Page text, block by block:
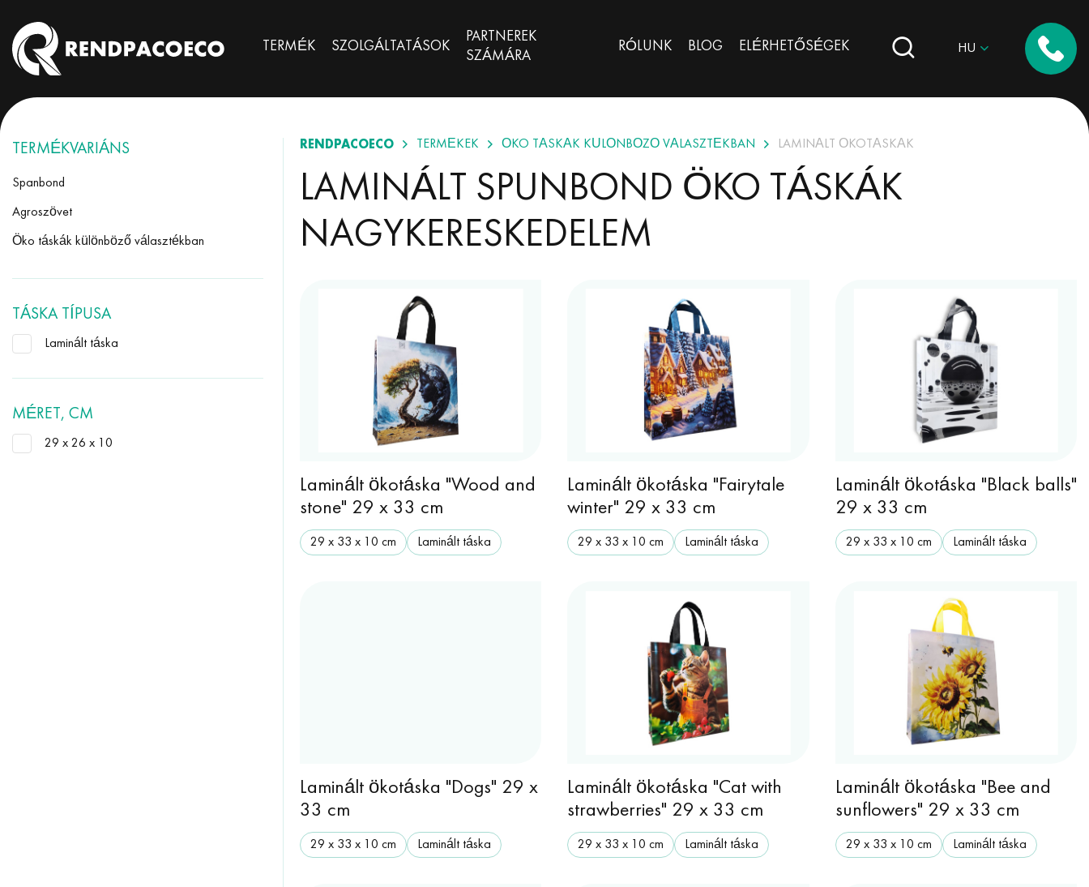
TERMÉK SZOLGÁLTATÁSOK
PARTNEREK
SZÁMÁRA
RÓLUNK BLOG ELÉRHETŐSÉGEK HU
TERMÉKVARIÁNS
Spanbond
Agroszövet
Öko táskák különböző választékban
TÁSKA TÍPUSA
Laminált táska
MÉRET, CM
29 х 26 х 10
RENDPACOECO TERMÉKEK ÖKO TÁSKÁK KÜLÖNBÖZŐ VÁLASZTÉKBAN LAMINÁLT ÖKOTÁSKÁK
LAMINÁLT SPUNBOND ÖKO TÁSKÁK
NAGYKERESKEDELEM
Laminált ökotáska "Wood and
stone" 29 x 33 cm
29 х 33 х 10 cm Laminált táska
Laminált ökotáska "Fairytale
winter" 29 x 33 cm
29 х 33 х 10 cm Laminált táska
Laminált ökotáska "Black balls"
29 x 33 cm
29 х 33 х 10 cm Laminált táska
Laminált ökotáska "Dogs" 29 x
33 cm
29 х 33 х 10 cm Laminált táska
Laminált ökotáska "Cat with
strawberries" 29 x 33 cm
29 х 33 х 10 cm Laminált táska
Laminált ökotáska "Bee and
sunflowers" 29 x 33 cm
29 х 33 х 10 cm Laminált táska